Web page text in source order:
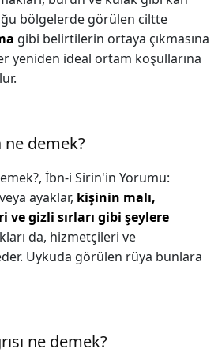
bölgelerde görülen ciltte
gibi belirtilerin ortaya çıkmasına
yeniden ideal ortam koşullarına
demek?
İbn-i Sirin'in Yorumu:
ayaklar, kişinin malı,
ve gizli sırları gibi şeylere
da, hizmetçileri ve
Uykuda görülen rüya bunlara
ne demek?